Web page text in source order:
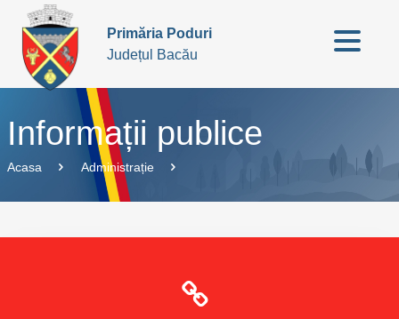
Primăria Poduri
Județul Bacău
Informații publice
Acasa Administrație